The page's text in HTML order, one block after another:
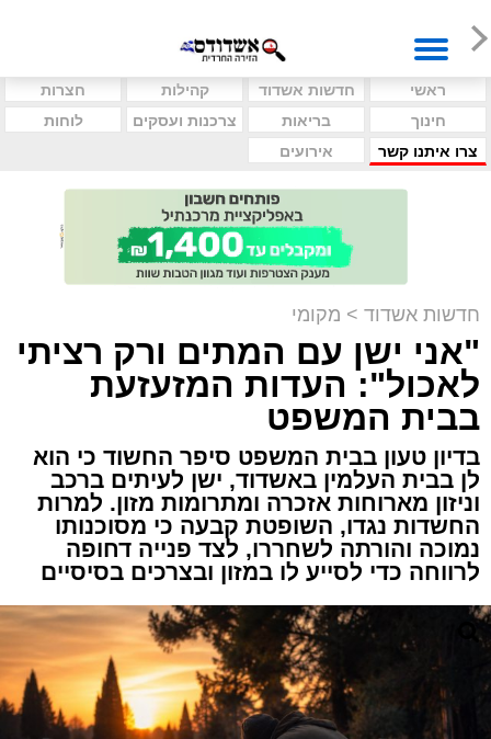
ראשי חדשות אשדוד קהילות
חצרות
חינוך
בריאות צרכנות ועסקים
לוחות
צרו איתנו קשר
אירועים
חדשות אשדוד > מקומי
"אני ישן עם המתים ורק רציתי
לאכול": העדות המזעזעת
בבית המשפט
בדיון טעון בבית המשפט סיפר החשוד כי הוא
לן בבית העלמין באשדוד, ישן לעיתים ברכב
וניזון מארוחות אזכרה ומתרומות מזון. למרות
החשדות נגדו, השופטת קבעה כי מסוכנותו
נמוכה והורתה לשחררו, לצד פנייה דחופה
לרווחה כדי לסייע לו במזון ובצרכים בסיסיים